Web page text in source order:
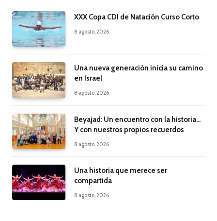
XXX Copa CDI de Natación Curso Corto
8 agosto, 2026
Una nueva generación inicia su camino
en Israel
8 agosto, 2026
Beyajad: Un encuentro con la historia…
Y con nuestros propios recuerdos
8 agosto, 2026
Una historia que merece ser
compartida
8 agosto, 2026